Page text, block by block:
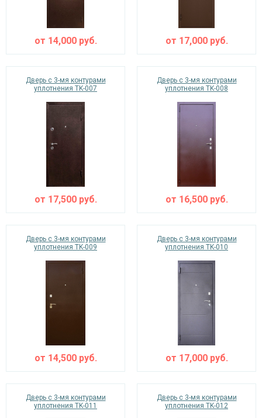
от 14,000руб. от 17,000руб.
Дверь с 3-мя контурами
уплотнения TK-007
от 17,500руб.
Дверь с 3-мя контурами
уплотнения TK-008
от 16,500руб.
Дверь с 3-мя контурами
уплотнения TK-009
от 14,500руб.
Дверь с 3-мя контурами
уплотнения TK-010
от 17,000руб.
Дверь с 3-мя контурами
уплотнения TK-011
Дверь с 3-мя контурами
уплотнения TK-012